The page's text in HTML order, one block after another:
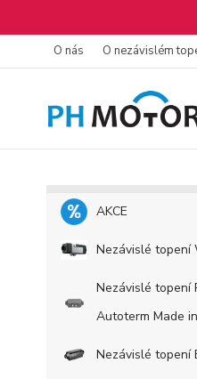
O nás O nezávislém
AKCE
Nezávislé topení
Nezávislé topení
Autoterm Made
Nezávislé topení